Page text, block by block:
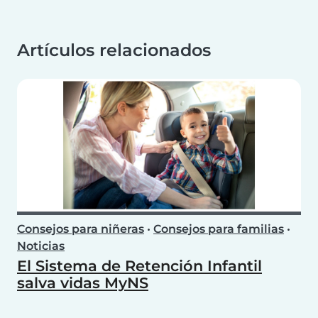
Artículos relacionados
Consejos para niñeras • Consejos para familias •
Noticias
El Sistema de Retención Infantil
salva vidas MyNS